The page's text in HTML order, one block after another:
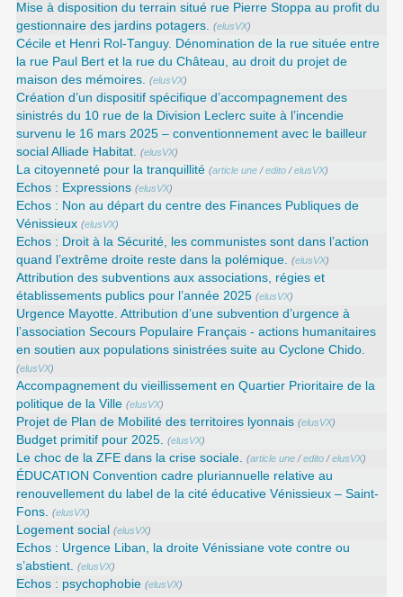
Mise à disposition du terrain situé rue Pierre Stoppa au profit du
gestionnaire des jardins potagers. (elusVX)
Cécile et Henri Rol-Tanguy. Dénomination de la rue située entre
la rue Paul Bert et la rue du Château, au droit du projet de
maison des mémoires. (elusVX)
Création d’un dispositif spécifique d’accompagnement des
sinistrés du 10 rue de la Division Leclerc suite à l’incendie
survenu le 16 mars 2025 – conventionnement avec le bailleur
social Alliade Habitat. (elusVX)
La citoyenneté pour la tranquillité (article une /edito /elusVX)
Echos : Expressions (elusVX)
Echos : Non au départ du centre des Finances Publiques de
Vénissieux (elusVX)
Echos : Droit à la Sécurité, les communistes sont dans l’action
quand l’extrême droite reste dans la polémique. (elusVX)
Attribution des subventions aux associations, régies et
établissements publics pour l’année 2025 (elusVX)
Urgence Mayotte. Attribution d’une subvention d’urgence à
l’association Secours Populaire Français - actions humanitaires
en soutien aux populations sinistrées suite au Cyclone Chido.
(elusVX)
Accompagnement du vieillissement en Quartier Prioritaire de la
politique de la Ville (elusVX)
Projet de Plan de Mobilité des territoires lyonnais (elusVX)
Budget primitif pour 2025. (elusVX)
Le choc de la ZFE dans la crise sociale. (article une /edito /elusVX)
ÉDUCATION Convention cadre pluriannuelle relative au
renouvellement du label de la cité éducative Vénissieux – Saint-
Fons. (elusVX)
Logement social (elusVX)
Echos : Urgence Liban, la droite Vénissiane vote contre ou
s’abstient. (elusVX)
Echos : psychophobie (elusVX)